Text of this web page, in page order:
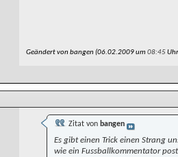
Geändert von bangen (06.02.2009 um08:45
Zitat von bangen
Es gibt einen Trick einen Strang
wie ein Fussballkommentator